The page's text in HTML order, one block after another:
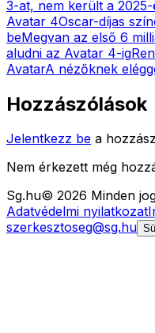
3-at, nem került a
Avatar 4Oscar-díjas
beMegvan az első 6
aludni az Avatar 4-ig
AvatarA nézőknek
Hozzászólások
Jelentkezz be a
Nem érkezett még
Sg.hu© 2026 Minden
Adatvédelmi nyilatkozat
szerkesztoseg@sg.hu